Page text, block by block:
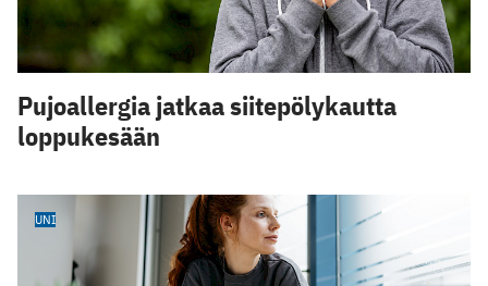
Pujoallergia jatkaa siitepölykautta
loppukesään
UNI